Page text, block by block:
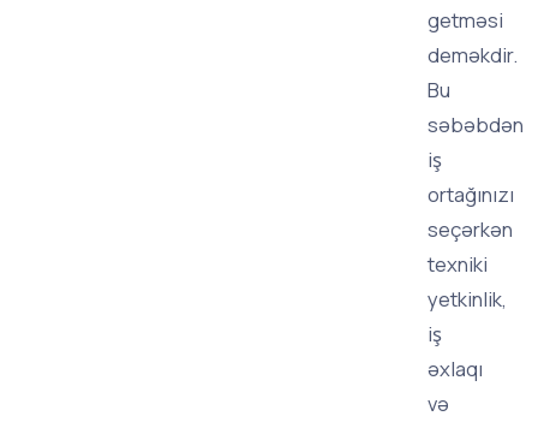
getməsi
deməkdir.
Bu
səbəbdən
iş
ortağınızı
seçərkən
texniki
yetkinlik,
iş
əxlaqı
və